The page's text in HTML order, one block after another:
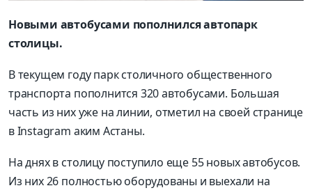
Новыми автобусами пополнился автопарк
столицы.
В текущем году парк столичного общественного
транспорта пополнится 320 автобусами. Большая
часть из них уже на линии, отметил на своей странице
в Instagram аким Астаны.
На днях в столицу поступило еще 55 новых автобусов.
Из них 26 полностью оборудованы и выехали на